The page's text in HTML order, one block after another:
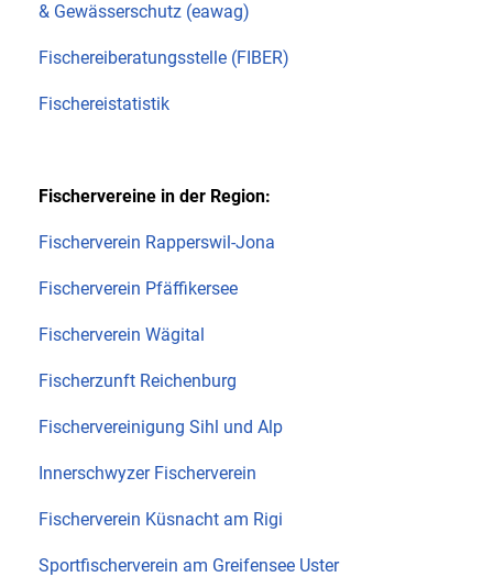
& Gewässerschutz (eawag)
Fischereiberatungsstelle (FIBER)
Fischereistatistik
Fischervereine in der Region:
Fischerverein Rapperswil-Jona
Fischerverein Pfäffikersee
Fischerverein Wägital
Fischerzunft Reichenburg
Fischervereinigung Sihl und Alp
Innerschwyzer Fischerverein
Fischerverein Küsnacht am Rigi
Sportfischerverein am Greifensee Uster